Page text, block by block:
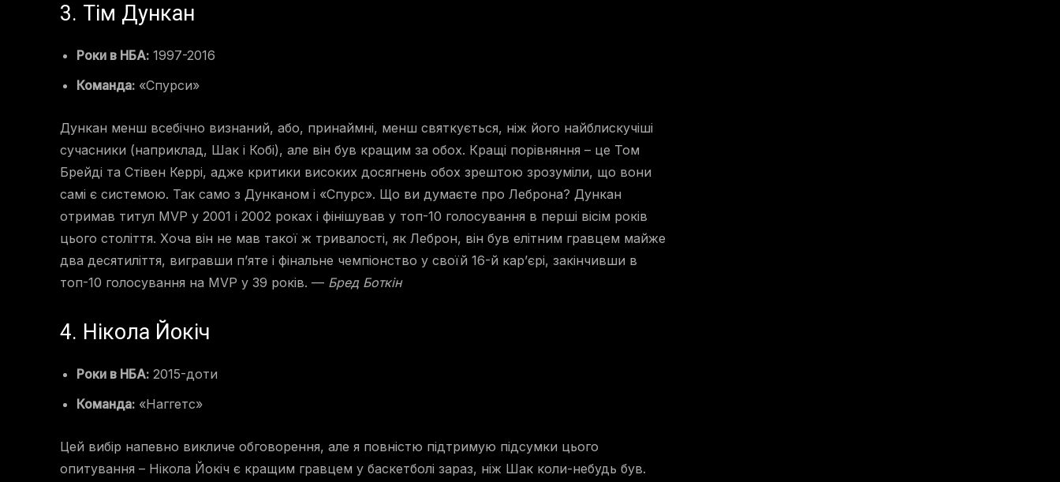
3. Тім Дункан
Роки в НБА: 1997-2016
Команда: «Спурси»
Дункан менш всебічно визнаний, або, принаймні, менш святкується, ніж його найблискучіші
сучасники (наприклад, Шак і Кобі), але він був кращим за обох. Кращі порівняння – це Том
Брейді та Стівен Керрі, адже критики високих досягнень обох зрештою зрозуміли, що вони
самі є системою. Так само з Дунканом і «Спурс». Що ви думаєте про Леброна? Дункан
отримав титул MVP у 2001 і 2002 роках і фінішував у топ-10 голосування в перші вісім років
цього століття. Хоча він не мав такої ж тривалості, як Леброн, він був елітним гравцем майже
два десятиліття, вигравши п’яте і фінальне чемпіонство у своїй 16-й кар’єрі, закінчивши в
топ-10 голосування на MVP у 39 років. — Бред Боткін
4. Нікола Йокіч
Роки в НБА: 2015-доти
Команда: «Наггетс»
Цей вибір напевно викличе обговорення, але я повністю підтримую підсумки цього
опитування – Нікола Йокіч є кращим гравцем у баскетболі зараз, ніж Шак коли-небудь був.